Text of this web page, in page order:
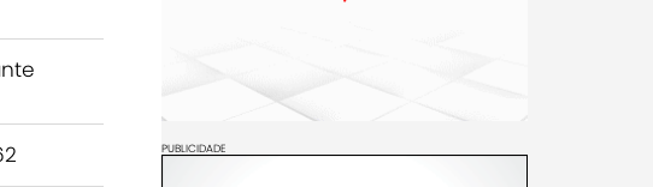
PUBLICIDADE